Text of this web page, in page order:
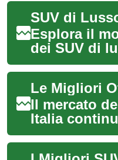
Esplora il
dei SUV di
prestazioni
tecnologia
comfo...
Il mercato
Italia
offrendo
unica di